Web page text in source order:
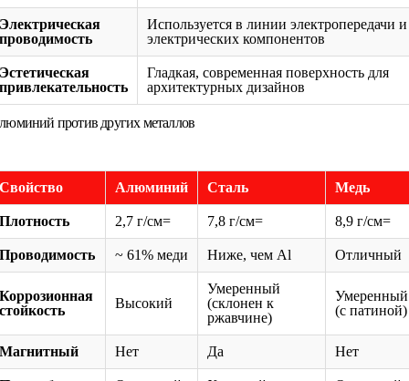
Электрическая
проводимость
Используется в линии электропередачи и
электрических компонентов
Эстетическая
привлекательность
Гладкая, современная поверхность для
архитектурных дизайнов
против других металлов
Свойство Алюминий Сталь Медь
Плотность 2,7 г/см= 7,8 г/см= 8,9 г/см=
Проводимость ~ 61% меди Ниже, чем Al Отличный
Коррозионная
стойкость
Высокий
Умеренный
(склонен к
ржавчине)
Умеренный
(с патиной)
Магнитный Нет Да Нет